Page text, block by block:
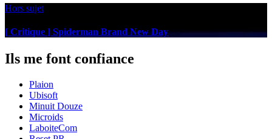
Hors sujet
[ Critique ] Spiderman Brand New Day
Ils me font confiance
Plaion
Ubisoft
Minuit Douze
Microids
LaboiteCom